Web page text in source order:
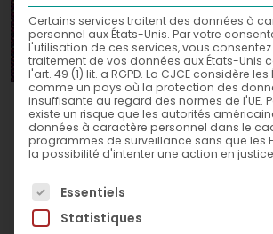
Santana,
Acrylic and spray paint on
120 x 120 cm
Certains services traitent des données à
personnel aux États-Unis. Par votre
l'utilisation de ces services, vous
traitement de vos données aux États-Unis
l'art. 49 (1) lit. a RGPD. La CJCE considère
comme un pays où la protection des
insuffisante au regard des normes de l'UE.
existe un risque que les autorités
données à caractère personnel dans le
programmes de surveillance sans que les
la possibilité d'intenter une action en
La liste suivante énumère les
Essentiels
Statistiques